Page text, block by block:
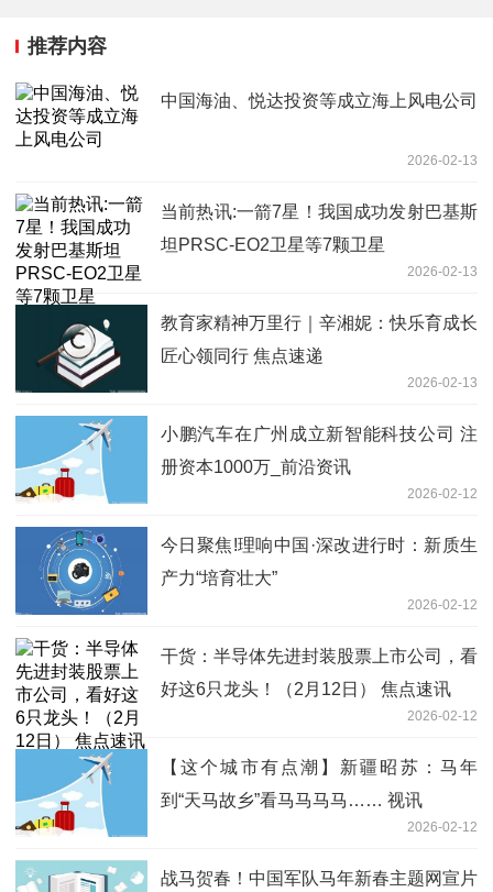
推荐内容
中国海油、悦达投资等成立海上风电公司
2026-02-13
当前热讯:一箭7星！我国成功发射巴基斯
坦PRSC-EO2卫星等7颗卫星
2026-02-13
教育家精神万里行｜辛湘妮：快乐育成长
匠心领同行 焦点速递
2026-02-13
小鹏汽车在广州成立新智能科技公司 注
册资本1000万_前沿资讯
2026-02-12
今日聚焦!理响中国·深改进行时：新质生
产力“培育壮大”
2026-02-12
干货：半导体先进封装股票上市公司，看
好这6只龙头！（2月12日） 焦点速讯
2026-02-12
【这个城市有点潮】新疆昭苏：马年
到“天马故乡”看马马马马…… 视讯
2026-02-12
战马贺春！中国军队马年新春主题网宣片